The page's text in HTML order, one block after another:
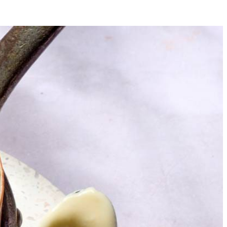
aan de kook. Laat op laag vuur 5 min. koken. Voeg de kaas toe